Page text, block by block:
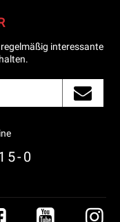
interessante
5 - 0